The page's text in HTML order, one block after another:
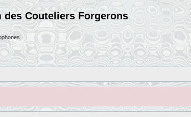
des Couteliers Forgerons